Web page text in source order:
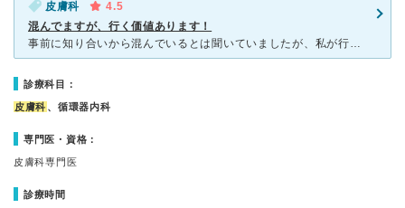
皮膚科
4.5
混んでますが、行く価値あります！
事前に知り合いから混んでいるとは聞いていましたが、私が行った時も平日夕方でしたが混んでいました。ただ、先生からの説明は凄く分かりやすいし的確に教えてくれたので、待った甲斐があったと思いました。受付の方
診療科目：
皮膚科 、循環器内科
専門医・資格：
皮膚科専門医
診療時間